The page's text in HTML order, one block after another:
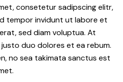
consetetur sadipscing elitr,
tempor invidunt ut labore et
sed diam voluptua. At
duo dolores et ea rebum.
no sea takimata sanctus est